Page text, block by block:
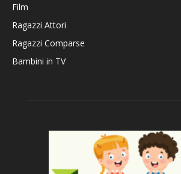
Film
Ragazzi Attori
Ragazzi Comparse
Bambini in TV